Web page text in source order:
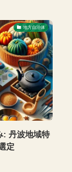
地方自治体
: 丹波地域特
定